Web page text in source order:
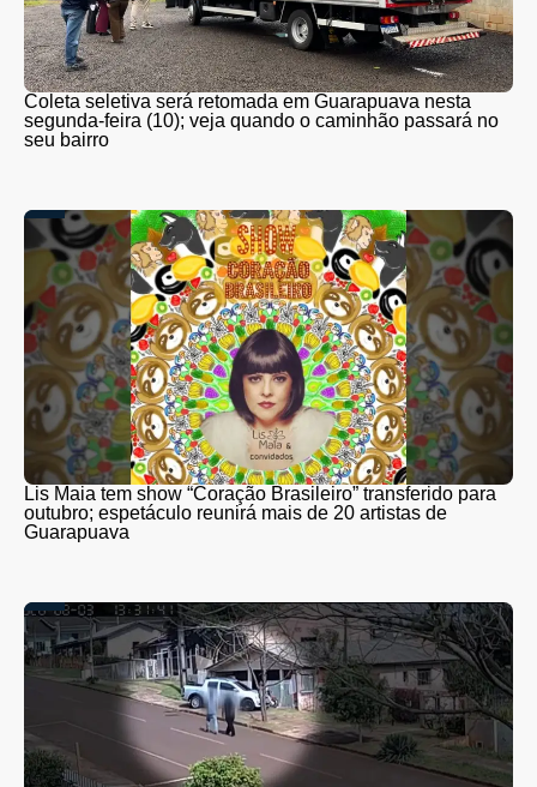
Coleta seletiva será retomada em Guarapuava nesta
segunda-feira (10); veja quando o caminhão passará no
seu bairro
Lis Maia tem show “Coração Brasileiro” transferido para
outubro; espetáculo reunirá mais de 20 artistas de
Guarapuava